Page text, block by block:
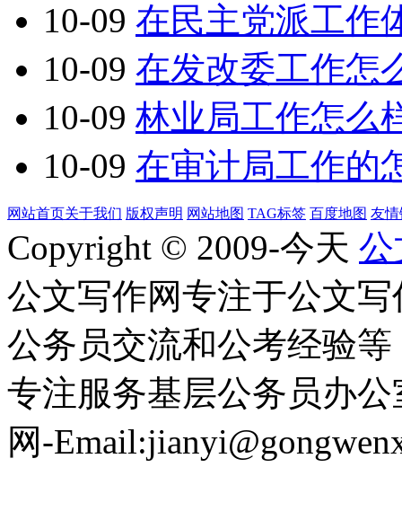
10-09 在民主党派工作
10-09 在发改委工作怎
10-09 林业局工作怎么
10-09 在审计局工作的
网站首页关于我们 版权声明 网站地图 TAG标签 百度地图 友
Copyright © 2009-今天 公
公文写作网专注于公文
公务员交流和公考经验等
专注服务基层公务员办
网-